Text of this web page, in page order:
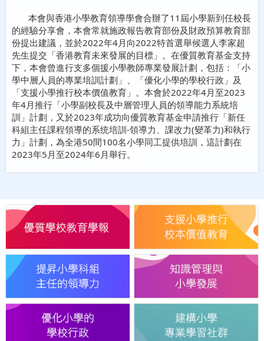
本會與香港小學教育領導學會合辦了11屆小學新到任校長
的經驗分享會，本會常就施政報告教育部份及財政預算教育部
份提出建議，並於2022年4月向2022特首選舉候選人李家超
先生提交「香港教育未來發展的目標」。在優質教育基金支持
下，本會曾進行支多個援小學教師專業發展計劃，包括：「小
學中層人員的專業培訓計劃」、「優化小學的學校行政」及
「支援小學推行校本價值教育」。本會於2022年4月至2023
年4月推行「小學副校長及中層管理人員的領導能力系統培
訓」計劃，又於2023年成功向優質教育基金申請推行「新任
科組主任課程領導的系统培訓-領導力、課改力(變革力)和執行
力」計劃，為全港50間100名小學同工提供培訓，這計劃在
2023年5月至2024年6月舉行。